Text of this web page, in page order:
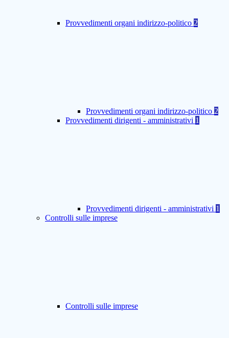
Provvedimenti organi indirizzo-politico 2
Provvedimenti organi indirizzo-politico 2
Provvedimenti dirigenti - amministrativi 1
Provvedimenti dirigenti - amministrativi 1
Controlli sulle imprese
Controlli sulle imprese